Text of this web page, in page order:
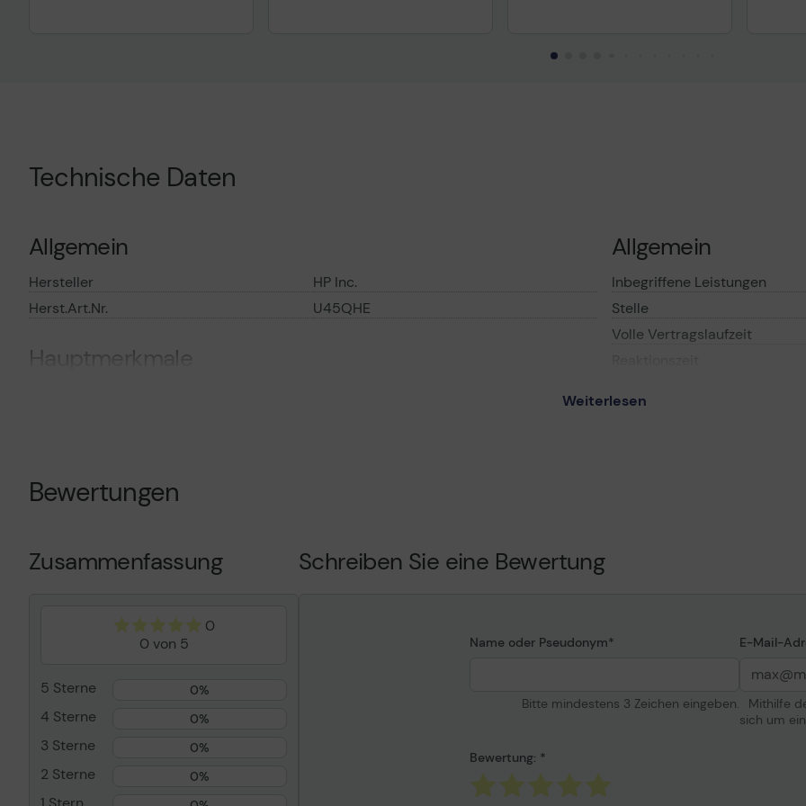
Technische Daten
Allgemein
Hersteller
HP Inc.
Herst.Art.Nr.
U45QHE
Hauptmerkmale
Electronic HP Care Pack Next Business
Inbegriffene Leistungen
Volle Vertragslaufzeit
4 Jahre
Entwickelt für
MFP 5800f; LaserJet Enterprise Flow
Allgemein
Inbegriffene Leistungen
Stelle
Volle Vertragslaufzeit
Informationen zur
Weiterlesen
Bewertungen
Zusammenfassung
0
0 von 5
5 Sterne 0%
4 Sterne 0%
3 Sterne 0%
2 Sterne 0%
Schreiben Sie eine Bewertung
Name oder Pseudonym
Bitte mindestens 3 Zeichen eingeben.
E-Mail-
Mithilfe
sich um
Bewertung: